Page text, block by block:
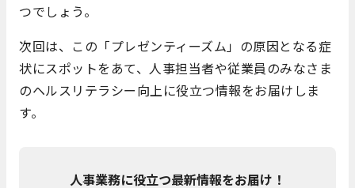
つでしょう。
次回は、この「プレゼンティーズム」の原因となる症
状にスポットをあて、人事担当者や従業員のみなさま
のヘルスリテラシー向上に役立つ情報をお届けしま
す。
人事業務に役立つ最新情報をお届け！